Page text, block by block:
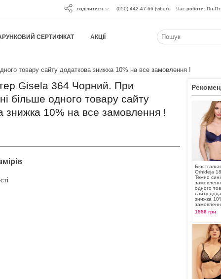
поділитися (050) 442-47-66 (viber) Час роботи: Пн-Пт
СЕРТИФІКАТ АКЦІЇ
товару сайту додаткова знижка 10% на все замовлення !
Gisela 364 Чорний. При
більше одного товару сайту
знижка 10% на все замовлення !
Orhideja
Темно
одного
сайту
знижка
1558 грн